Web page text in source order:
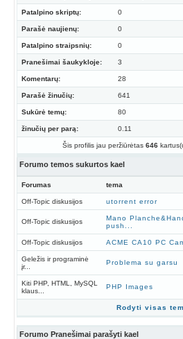
Patalpino skriptų: 0
Parašė naujienų: 0
Patalpino straipsnių: 0
Pranešimai šaukykloje: 3
Komentarų: 28
Parašė žinučių: 641
Sukūrė temų: 80
žinučių per parą: 0.11
Šis profilis jau peržiūrėtas 646
Forumo temos sukurtos kael
Forumas tema
Off-Topic diskusijos utorrent error
Off-Topic diskusijos
Mano
push...
Off-Topic diskusijos ACME CA10 PC
Geležis ir programinė
įr...
Problema su garsu
Kiti PHP, HTML, MySQL
klaus...
PHP Images
Rodyti visas
Forumo Pranešimai parašyti kael